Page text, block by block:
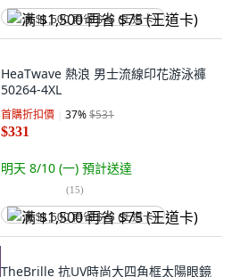
满 $1,500 再省 $75 (王道卡)
HeaTwave 熱浪 男士流線印花游泳褲
50264-4XL
首購折扣價 37%$531
$331
明天 8/10 (一) 預計送達
(15)
满 $1,500 再省 $75 (王道卡)
TheBrille 抗UV時尚大四角框太陽眼鏡